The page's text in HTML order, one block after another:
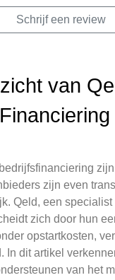
Schrijf een review
van
zijn even
Qeld, een
zich door hun
opstartkosten,
In dit artikel
van het